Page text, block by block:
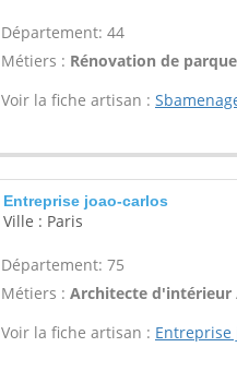
Département: 44
Métiers : Rénovation de
Voir la fiche artisan :
Entreprise joao-carlos
Ville : Paris
Département: 75
Métiers : Architecte d'intérieur
Voir la fiche artisan : Entreprise